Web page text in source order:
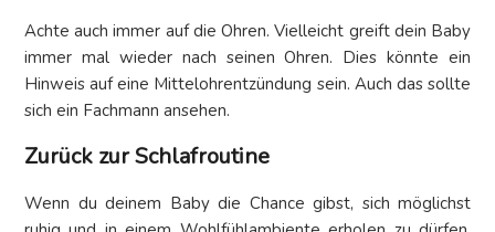
Achte auch immer auf die Ohren. Vielleicht greift dein Baby
immer mal wieder nach seinen Ohren. Dies könnte ein
Hinweis auf eine Mittelohrentzündung sein. Auch das sollte
sich ein Fachmann ansehen.
Zurück zur Schlafroutine
Wenn du deinem Baby die Chance gibst, sich möglichst